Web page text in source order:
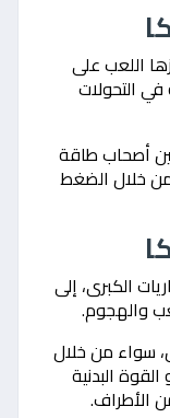
اللعب على
التحولات
أصحاب طاقة
من خلال الضغط
الكبرى، إلى
والهجوم.
سواء من خلال
البدنية
الأطراف.